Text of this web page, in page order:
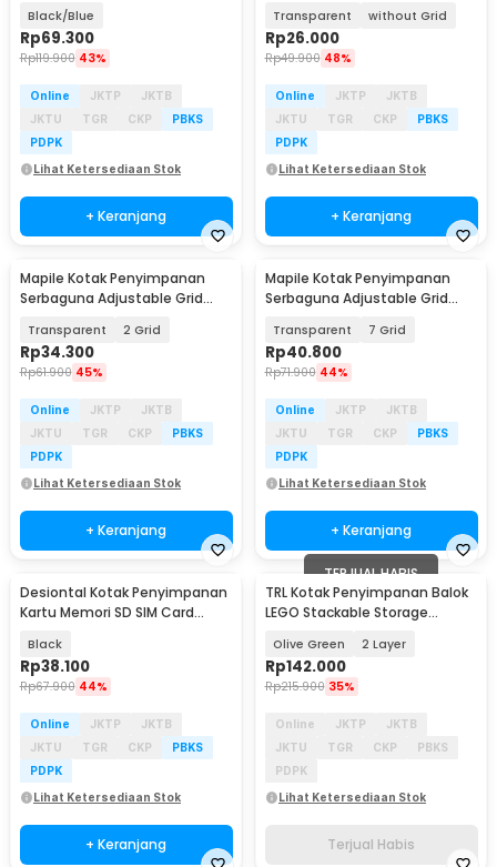
Black/Blue
Rp69.300
Rp119.900 43%
Online JKTP
JKTB
JKTU
TGR CKP
PBKS
PDPK
Lihat Ketersediaan Stok
+ Keranjang
Transparent without Grid
Rp26.000
Rp49.900 48%
Online JKTP
JKTB
JKTU
TGR CKP
PBKS
PDPK
Lihat Ketersediaan Stok
+ Keranjang
Mapile Kotak Penyimpanan
Serbaguna Adjustable Grid
Transparent 2 Grid
Rp34.300
Rp61.900 45%
Online JKTP
JKTB
JKTU
TGR CKP
PBKS
PDPK
Lihat Ketersediaan Stok
+ Keranjang
Mapile Kotak Penyimpanan
Serbaguna Adjustable Grid
Transparent 7 Grid
Rp40.800
Rp71.900 44%
Online JKTP
JKTB
JKTU
TGR CKP
PBKS
PDPK
Lihat Ketersediaan Stok
+ Keranjang
Desiontal Kotak Penyimpanan
Kartu Memori SD SIM Card
Black
Rp38.100
Rp67.900 44%
Online JKTP
JKTB
JKTU
TGR CKP
PBKS
PDPK
Lihat Ketersediaan Stok
+ Keranjang
TERJUAL HABIS
TRL Kotak Penyimpanan Balok
LEGO Stackable Storage
Olive Green 2 Layer
Rp142.000
Rp215.900 35%
Online JKTP
JKTB
JKTU
TGR CKP
PBKS
PDPK
Lihat Ketersediaan Stok
Terjual Habis